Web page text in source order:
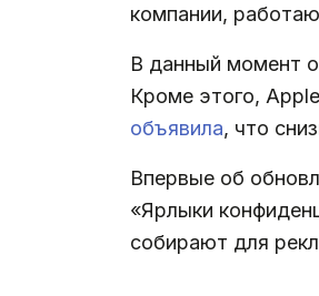
компании,
В данный момент
Кроме этого,
объявила, что
Впервые об
«Ярлыки
собирают для